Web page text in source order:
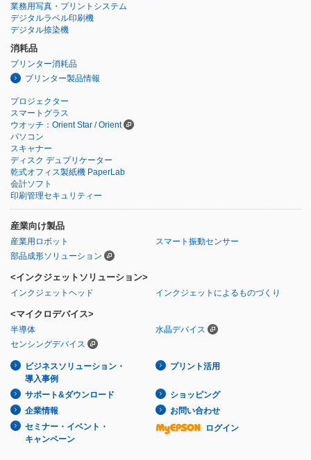
業務用写真・プリントシステム
デジタルラベル印刷機
デジタル捺染機
消耗品
プリンター消耗品
プリンター製品情報
プロジェクター
スマートグラス
ウオッチ：Orient Star / Orient
パソコン
スキャナー
ディスク デュプリケーター
乾式オフィス製紙機 PaperLab
会計ソフト
印刷管理セキュリティー
産業向け製品
産業用ロボット
スマート振動センサー
部品成形ソリューション
<インクジェットソリューション>
インクジェットヘッド インクジェットによるものづくり
<マイクロデバイス>
半導体
水晶デバイス
センシングデバイス
ビジネスソリューション・
導入事例
プリント活用
サポート&ダウンロード
ショッピング
企業情報
お問い合わせ
セミナー・イベント・
キャンペーン
ログイン